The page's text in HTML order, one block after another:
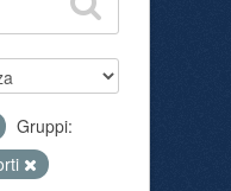
Gruppi: